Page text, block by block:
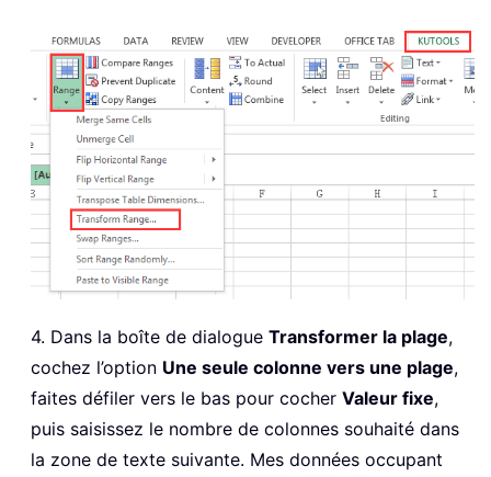
4. Dans la boîte de dialogue Transformer la plage,
cochez l’option Une seule colonne vers une plage,
faites défiler vers le bas pour cocher Valeur fixe,
puis saisissez le nombre de colonnes souhaité dans
la zone de texte suivante. Mes données occupant